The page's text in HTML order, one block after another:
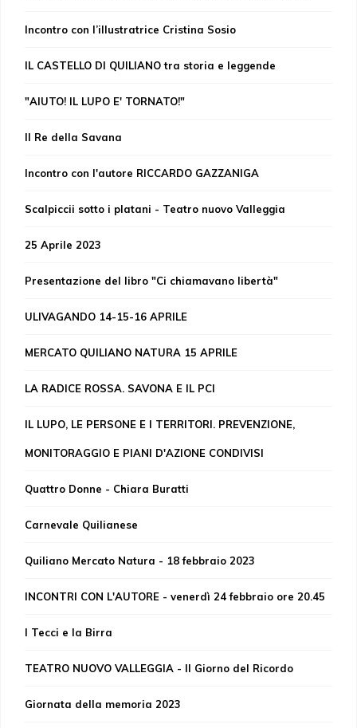
Incontro con l’illustratrice Cristina Sosio
IL CASTELLO DI QUILIANO tra storia e leggende
"AIUTO! IL LUPO E' TORNATO!"
Il Re della Savana
Incontro con l'autore RICCARDO GAZZANIGA
Scalpiccii sotto i platani - Teatro nuovo Valleggia
25 Aprile 2023
Presentazione del libro "Ci chiamavano libertà"
ULIVAGANDO 14-15-16 APRILE
MERCATO QUILIANO NATURA 15 APRILE
LA RADICE ROSSA. SAVONA E IL PCI
IL LUPO, LE PERSONE E I TERRITORI. PREVENZIONE,
MONITORAGGIO E PIANI D'AZIONE CONDIVISI
Quattro Donne - Chiara Buratti
Carnevale Quilianese
Quiliano Mercato Natura - 18 febbraio 2023
INCONTRI CON L'AUTORE - venerdì 24 febbraio ore 20.45
I Tecci e la Birra
TEATRO NUOVO VALLEGGIA - Il Giorno del Ricordo
Giornata della memoria 2023